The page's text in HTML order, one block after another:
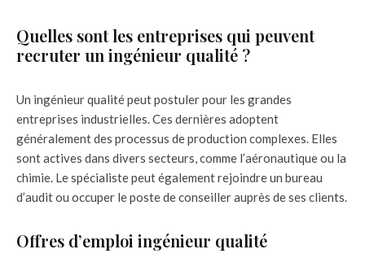
Quelles sont les entreprises qui peuvent
recruter un ingénieur qualité ?
Un ingénieur qualité peut postuler pour les grandes
entreprises industrielles. Ces dernières adoptent
généralement des processus de production complexes. Elles
sont actives dans divers secteurs, comme l’aéronautique ou la
chimie. Le spécialiste peut également rejoindre un bureau
d’audit ou occuper le poste de conseiller auprès de ses clients.
Offres d’emploi ingénieur qualité